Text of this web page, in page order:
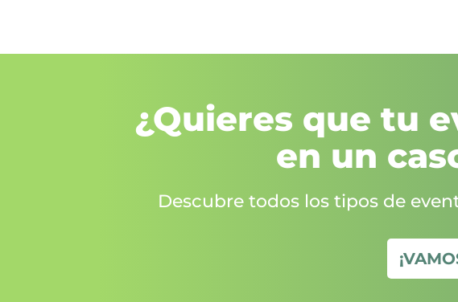
¿Quieres que tu
en un
Descubre todos los tipos de